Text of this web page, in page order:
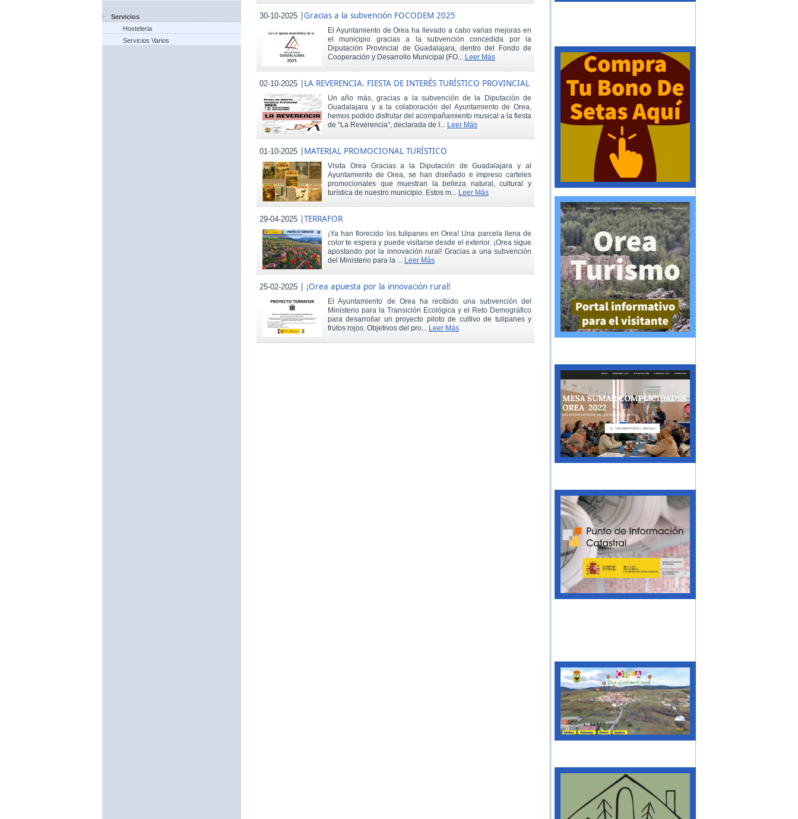
Servicios
Hosteleria
Servicios Varios
30-10-2025 |Gracias a la subvención FOCODEM 2025
El Ayuntamiento de Orea ha llevado a cabo varias mejoras en
el municipio gracias a la subvención concedida por la
Diputación Provincial de Guadalajara, dentro del Fondo de
Cooperación y Desarrollo Municipal (FO... Leer Más
02-10-2025 |LA REVERENCIA. FIESTA DE INTERÉS TURÍSTICO PROVINCIAL
Un año más, gracias a la subvención de la Diputación de
Guadalajara y a la colaboración del Ayuntamiento de Orea,
hemos podido disfrutar del acompañamiento musical a la fiesta
de “La Reverencia”, declarada de I... Leer Más
01-10-2025 |MATERIAL PROMOCIONAL TURÍSTICO
Visita Orea Gracias a la Diputación de Guadalajara y al
Ayuntamiento de Orea, se han diseñado e impreso carteles
promocionales que muestran la belleza natural, cultural y
turística de nuestro municipio. Estos m... Leer Más
29-04-2025 |TERRAFOR
¡Ya han florecido los tulipanes en Orea! Una parcela llena de
color te espera y puede visitarse desde el exterior. ¡Orea sigue
apostando por la innovación rural! Gracias a una subvención
del Ministerio para la ... Leer Más
25-02-2025 ¡Orea apuesta por la innovación rural!
El Ayuntamiento de Orea ha recibido una subvención del
Ministerio para la Transición Ecológica y el Reto Demográfico
para desarrollar un proyecto piloto de cultivo de tulipanes y
frutos rojos. Objetivos del pro... Leer Más